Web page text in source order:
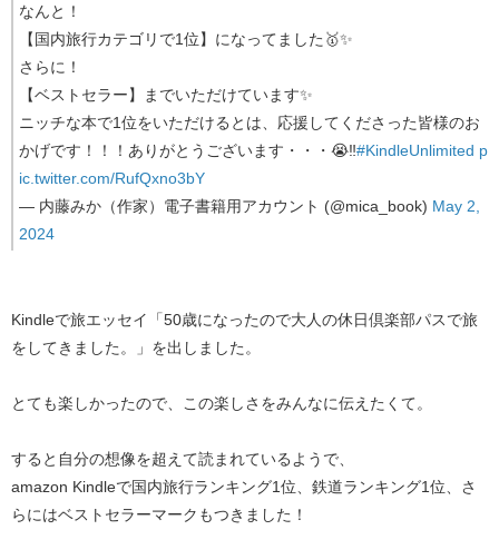
なんと！
【国内旅行カテゴリで1位】になってました🥇✨
さらに！
【ベストセラー】までいただけています✨
ニッチな本で1位をいただけるとは、応援してくださった皆様のお
かげです！！！ありがとうございます・・・😭‼️#KindleUnlimited p
ic.twitter.com/RufQxno3bY
— 内藤みか（作家）電子書籍用アカウント (@mica_book) May 2,
2024
Kindleで旅エッセイ「50歳になったので大人の休日倶楽部パスで旅
をしてきました。」を出しました。
とても楽しかったので、この楽しさをみんなに伝えたくて。
すると自分の想像を超えて読まれているようで、
amazon Kindleで国内旅行ランキング1位、鉄道ランキング1位、さ
らにはベストセラーマークもつきました！